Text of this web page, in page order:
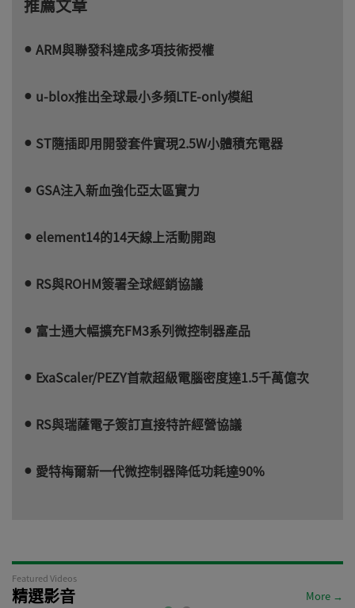
推薦文章
ARM與聯發科達成多項技術授權
u-blox推出全球最小多頻LTE-only模組
ST隨插即用開發套件實現2.5W小體積充電器
GSA注入新血強化亞太區實力
element14的14天線上活動開跑
RS與ROHM簽署全球經銷協議
富士通大幅擴充FM3系列微控制器產品
ExaScaler/PEZY首款超級電腦密度達1.5千萬億次
RS與瑞薩電子簽訂直接特許經營協議
愛特梅爾新一代微控制器降低功耗達90%
Featured Videos
精選影音 More →